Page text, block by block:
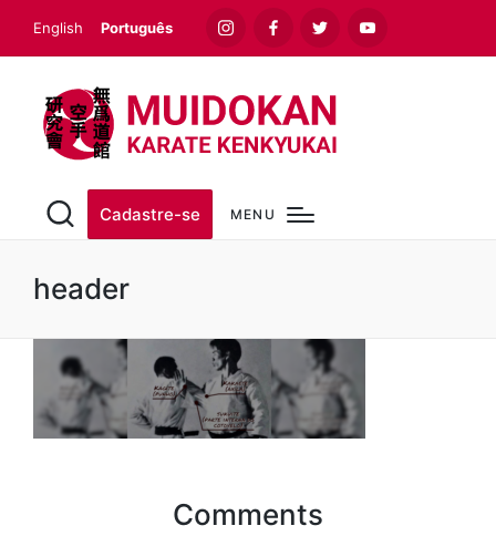
English Português
InstagramFacebookTwitterYoutube
Cadastre-se MENU
header
Comments